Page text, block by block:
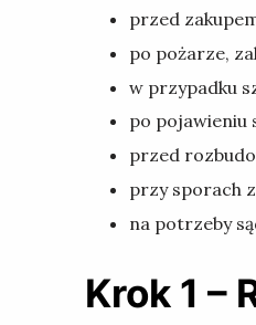
przed
po pożarze,
w przypadku
po pojawieniu
przed
przy sporach
na potrzeby
Krok 1 –